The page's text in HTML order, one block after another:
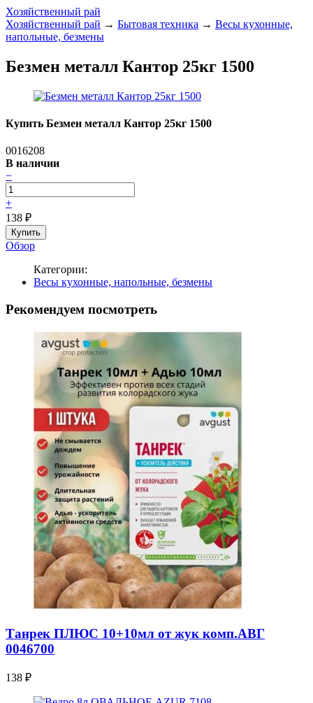
Хозяйственный рай
Хозяйственный рай → Бытовая техника → Весы кухонные,
напольные, безмены
Безмен металл Кантор 25кг 1500
Купить Безмен металл Кантор 25кг 1500
0016208
В наличии
−
+
138 ₽
Обзор
Категории:
Весы кухонные, напольные, безмены
Рекомендуем посмотреть
Танрек ПЛЮС 10+10мл от жук комп.АВГ
0046700
138 ₽